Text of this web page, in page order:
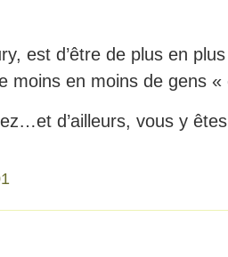
est d’être de plus en
moins en moins de gens «
d’ailleurs, vous y